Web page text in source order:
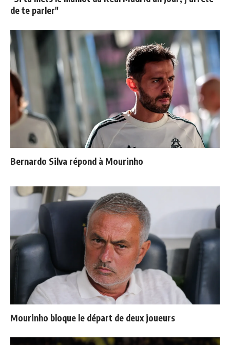
de te parler"
Bernardo Silva répond à Mourinho
Mourinho bloque le départ de deux joueurs